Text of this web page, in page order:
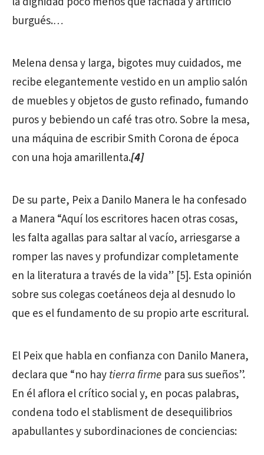
burgués.…
Melena densa y larga, bigotes muy cuidados, me
recibe elegantemente vestido en un amplio salón
de muebles y objetos de gusto refinado, fumando
puros y bebiendo un café tras otro. Sobre la mesa,
una máquina de escribir Smith Corona de época
con una hoja amarillenta.[4]
De su parte, Peix a Danilo Manera le ha confesado
a Manera “Aquí los escritores hacen otras cosas,
les falta agallas para saltar al vacío, arriesgarse a
romper las naves y profundizar completamente
en la literatura a través de la vida” [5]. Esta opinión
sobre sus colegas coetáneos deja al desnudo lo
que es el fundamento de su propio arte escritural.
El Peix que habla en confianza con Danilo Manera,
declara que “no haytierra firme para sus sueños”.
En él aflora el crítico social y, en pocas palabras,
condena todo el stablisment de desequilibrios
apabullantes y subordinaciones de conciencias: